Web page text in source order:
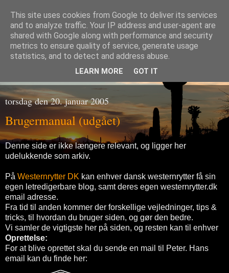
Westernrytter
torsdag den 20. januar 2005
Brugermanual (udgået)
Denne side er ikke længere relevant, og ligger her
udelukkende som arkiv.
På Westernrytter DK kan enhver dansk westernrytter få sin
egen letredigerbare blog, samt deres egen westernrytter.dk
email adresse.
Fra tid til anden kommer der forskellige vejledninger, tips &
tricks, til hvordan du bruger siden, og gør den bedre.
Vi samler de vigtigste her på siden, og resten kan til enhver
Oprettelse:
For at blive oprettet skal du sende en mail til Peter. Hans
email kan du finde her:
This site uses cookies from Google to deliver its services
and to analyze traffic. Your IP address and user-agent are
shared with Google along with performance and security
metrics to ensure quality of service, generate usage
statistics, and to detect and address abuse.
LEARN MORE GOT IT